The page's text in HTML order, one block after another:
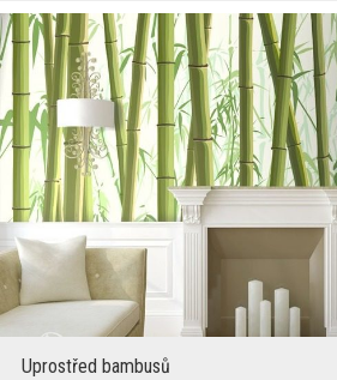
Uprostřed bambusů